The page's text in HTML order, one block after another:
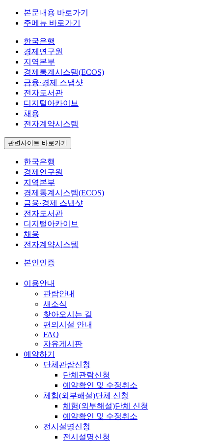
본문내용 바로가기
주메뉴 바로가기
한국은행
경제연구원
지역본부
경제통계시스템(ECOS)
금융·경제 스냅샷
전자도서관
디지털아카이브
채용
전자계약시스템
관련사이트 바로가기
한국은행
경제연구원
지역본부
경제통계시스템(ECOS)
금융·경제 스냅샷
전자도서관
디지털아카이브
채용
전자계약시스템
본인인증
이용안내
관람안내
새소식
찾아오시는 길
편의시설 안내
FAQ
자유게시판
예약하기
단체관람신청
단체관람신청
예약확인 및 수정취소
체험(외부해설)단체 신청
체험(외부해설)단체 신청
예약확인 및 수정취소
전시설명신청
전시설명신청